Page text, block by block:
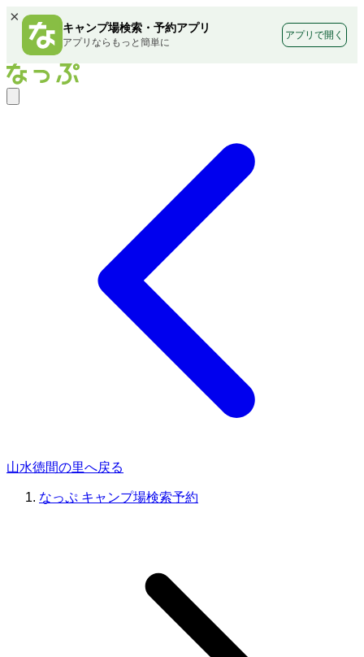
×
キャンプ場検索・予約アプリ
アプリならもっと簡単に
アプリで開く
山水徳間の里へ戻る
なっぷ キャンプ場検索予約